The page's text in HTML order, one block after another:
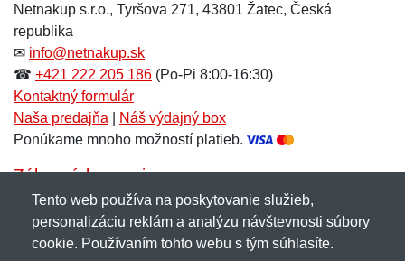
Meno:*
E-mail:
Správa*
E-mail:*
Správa*
Netnakup s.r.o., Tyršova 271, 43801 Žatec, Česká
republika
✉ info@netnakup.sk
☎ +421 222 205 186 (Po-Pi 8:00-16:30)
Kontaktný formulár
Naša predajňa
Náš výdajný box
Ponúkame mnoho možností platieb.
Zákaznícky servis
Novinky emailom
Tento web používa na poskytovanie služieb,
personalizáciu reklám a analýzu návštevnosti súbory
cookie. Používaním tohto webu s tým súhlasíte.